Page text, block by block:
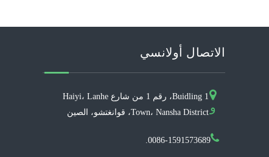
الاتصال أولانسي
و
Buidling 1، رقم 1 من شارع Haiyi، Lanhe
Town، Nansha District، قوانغتشو، الصين
0086-1591573689.